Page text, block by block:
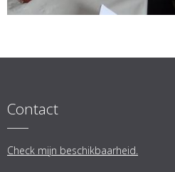
Contact
Check mijn beschikbaarheid.